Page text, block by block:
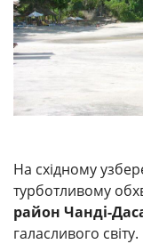
На східному
турботливому
район Чанді-
галасливого світу.